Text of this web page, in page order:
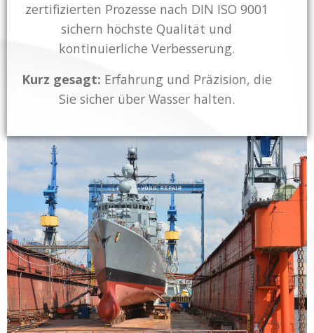
zertifizierten Prozesse nach DIN ISO 9001
sichern höchste Qualität und
kontinuierliche Verbesserung.
Kurz gesagt: Erfahrung und Präzision, die
Sie sicher über Wasser halten.